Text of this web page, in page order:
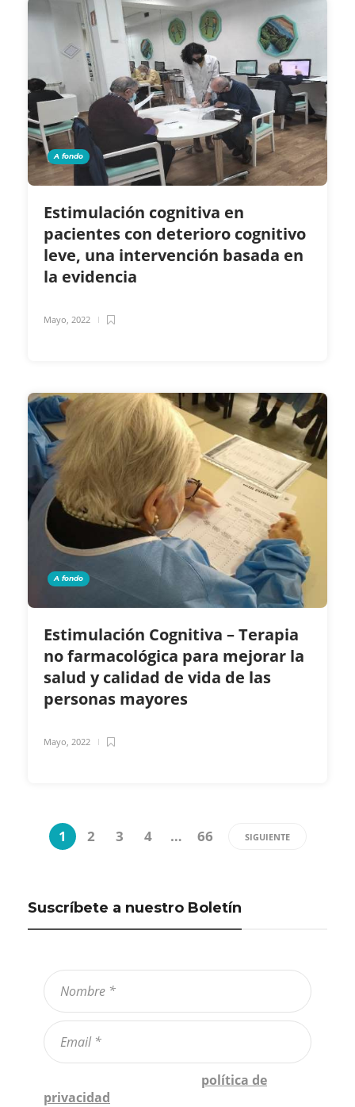
A fondo
Estimulación cognitiva en
pacientes con deterioro cognitivo
leve, una intervención basada en
la evidencia
Mayo, 2022
A fondo
Estimulación Cognitiva – Terapia
no farmacológica para mejorar la
salud y calidad de vida de las
personas mayores
Mayo, 2022
1 2 3 4 … 66 SIGUIENTE
Suscríbete a nuestro Boletín
política de
privacidad